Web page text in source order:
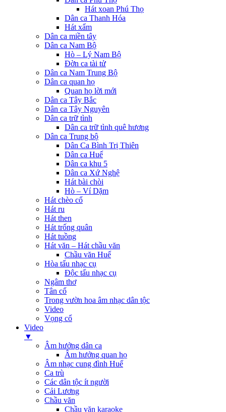
Hát xoan Phú Thọ
Dân ca Thanh Hóa
Hát xẩm
Dân ca miền tây
Dân ca Nam Bộ
Hò – Lý Nam Bộ
Đờn ca tài tử
Dân ca Nam Trung Bộ
Dân ca quan họ
Quan họ lời mới
Dân ca Tây Bắc
Dân ca Tây Nguyên
Dân ca trữ tình
Dân ca trữ tình quê hương
Dân ca Trung bộ
Dân Ca Bình Trị Thiên
Dân ca Huế
Dân ca khu 5
Dân ca Xứ Nghệ
Hát bài chòi
Hò – Ví Dặm
Hát chèo cổ
Hát ru
Hát then
Hát trống quân
Hát tuồng
Hát văn – Hát chầu văn
Chầu văn Huế
Hòa tấu nhạc cụ
Độc tấu nhạc cụ
Ngâm thơ
Tân cổ
Trong vườn hoa âm nhạc dân tộc
Video
Vọng cổ
Video
▼
Âm hưởng dân ca
Âm hưởng quan họ
Âm nhạc cung đình Huế
Ca trù
Các dân tộc ít người
Cải Lương
Chầu văn
Chầu văn karaoke